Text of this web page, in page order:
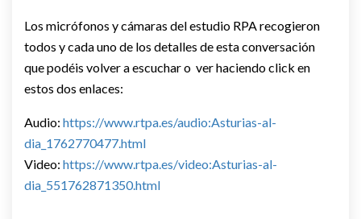
Los micrófonos y cámaras del estudio RPA recogieron
todos y cada uno de los detalles de esta conversación
que podéis volver a escuchar o ver haciendo click en
estos dos enlaces:
Audio: https://www.rtpa.es/audio:Asturias-al-
dia_1762770477.html
Video: https://www.rtpa.es/video:Asturias-al-
dia_551762871350.html